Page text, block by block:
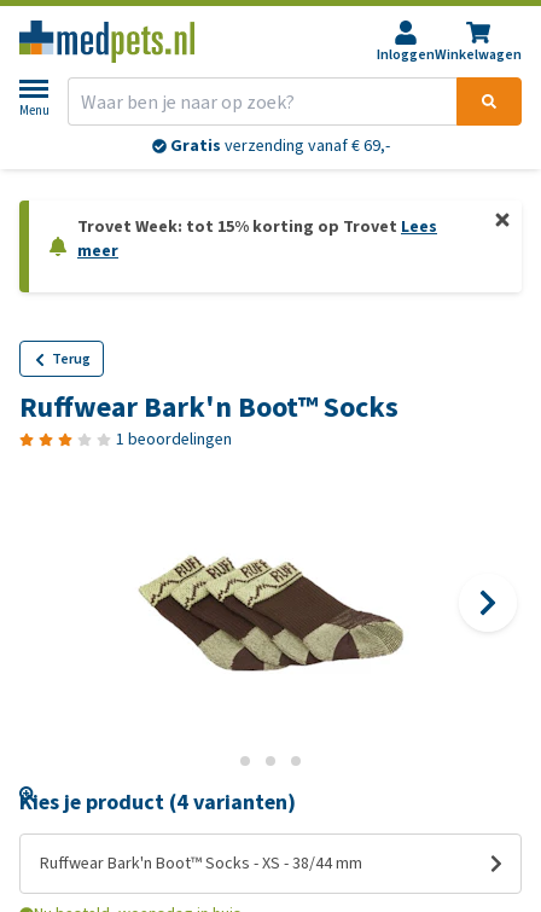
InloggenWinkelwagen
Menu
Gratis verzending vanaf € 69,-
Trovet Week: tot 15% korting op Trovet Lees
meer
Terug
Ruffwear Bark'n Boot™ Socks
1 beoordelingen
Kies je product (4 varianten)
Ruffwear Bark'n Boot™ Socks - XS - 38/44 mm